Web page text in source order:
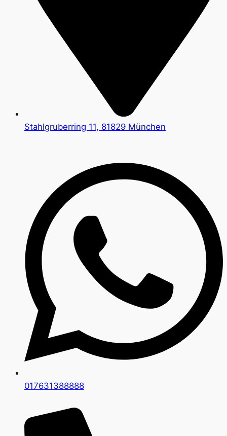
Stahlgruberring 11, 81829 München
017631388888